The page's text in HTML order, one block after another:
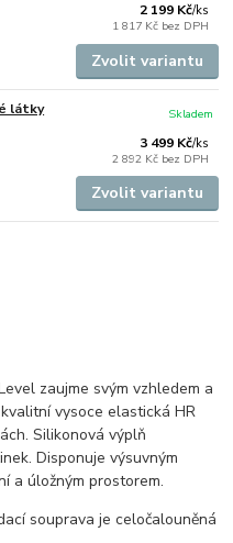
2 199 Kč/ks
1 817 Kč bez DPH
Zvolit variantu
látky
3 499 Kč/ks
2 892 Kč bez DPH
Skladem
Zvolit variantu
zaujme svým vzhledem a
vysoce elastická HR
Silikonová výplň
Disponuje výsuvným
a úložným prostorem.
souprava je celočalouněná